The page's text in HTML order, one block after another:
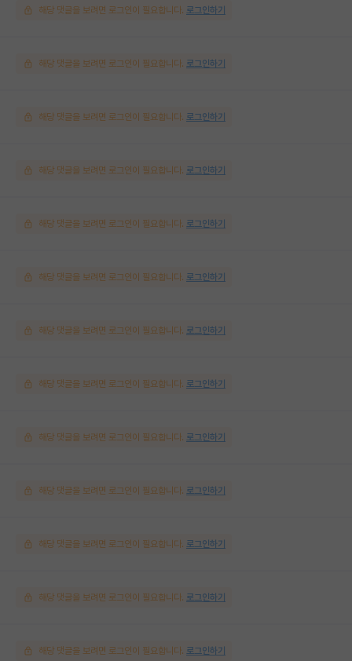
해당 댓글을 보려면 로그인이 필요합니다. 로그인하기
해당 댓글을 보려면 로그인이 필요합니다. 로그인하기
해당 댓글을 보려면 로그인이 필요합니다. 로그인하기
해당 댓글을 보려면 로그인이 필요합니다. 로그인하기
해당 댓글을 보려면 로그인이 필요합니다. 로그인하기
해당 댓글을 보려면 로그인이 필요합니다. 로그인하기
해당 댓글을 보려면 로그인이 필요합니다. 로그인하기
해당 댓글을 보려면 로그인이 필요합니다. 로그인하기
해당 댓글을 보려면 로그인이 필요합니다. 로그인하기
해당 댓글을 보려면 로그인이 필요합니다. 로그인하기
해당 댓글을 보려면 로그인이 필요합니다. 로그인하기
해당 댓글을 보려면 로그인이 필요합니다. 로그인하기
해당 댓글을 보려면 로그인이 필요합니다. 로그인하기